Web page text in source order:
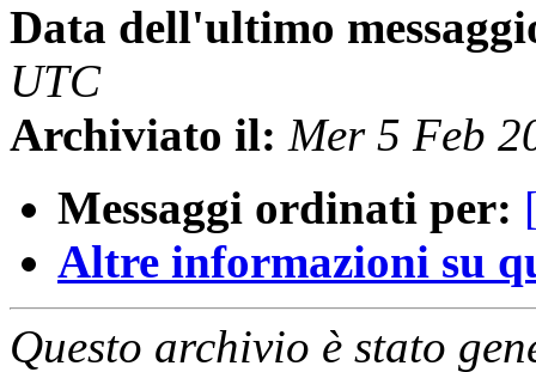
Data dell'ultimo
UTC
Archiviato il: Mer 5 Feb
Messaggi ordinati per:
Altre informazioni su
Questo archivio è stato